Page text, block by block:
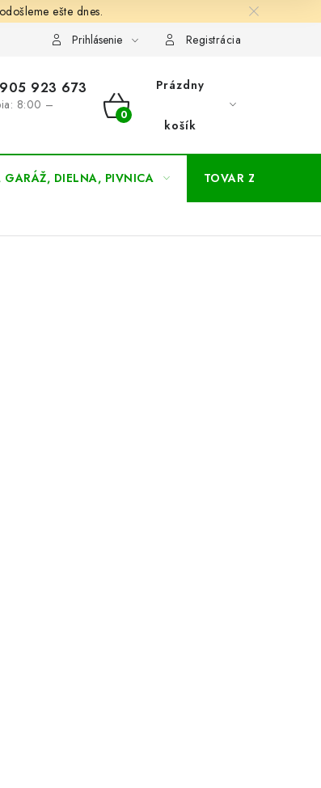
ešte dnes.
a dodacie podmienky Zásady ochrany osobných údajov
Prihlásenie Registrácia
923 673
8:00 –
NÁKUPNÝ
Prázdny
košík
GARÁŽ, DIELNA, PIVNICA TOVAR ZA